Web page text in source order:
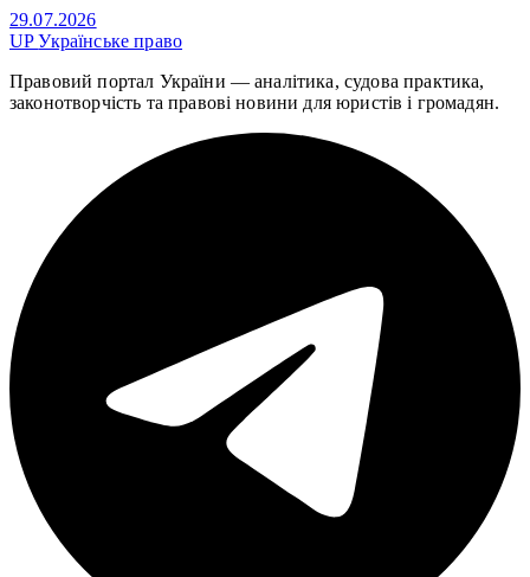
29.07.2026
UPУкраїнське право
Правовий портал України — аналітика, судова практика,
законотворчість та правові новини для юристів і громадян.